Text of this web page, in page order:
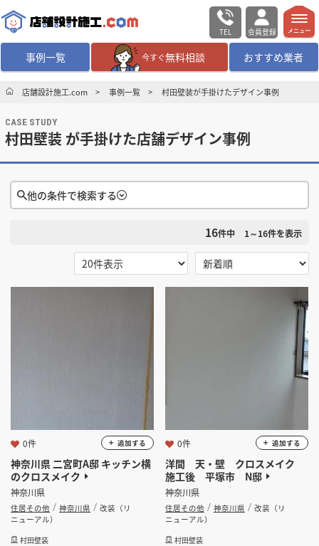
TEL 会員登録
事例一覧 今すぐ無料相談 おすすめ業者
無料相談 ログイン／会員登録
デザイン設計・施工業者を探す
マッチング案件一覧
店舗設計施工.comとは
店舗開業・改装をご検討中の方へ
メニュー
店舗設計施工.com 事例一覧 村田壁装が手掛けたデザイン事例
CASE STUDY
村田壁装 が手掛けた店舗デザイン事例
他の条件で検索する
検索条件をクリア
設計・施工範囲
金額
会員ログインすると検索できます。
16件中 1～16件を表示
神奈川県 二宮町A邸 キッチン横
のクロスメイク
神奈川県
住居その他 神奈川県
改装（リ
ニューアル）
村田壁装
0件 追加する
洋間 天・壁 クロスメイク
施工後 平塚市 N邸
神奈川県
住居その他 神奈川県
改装（リ
ニューアル）
村田壁装
0件 追加する